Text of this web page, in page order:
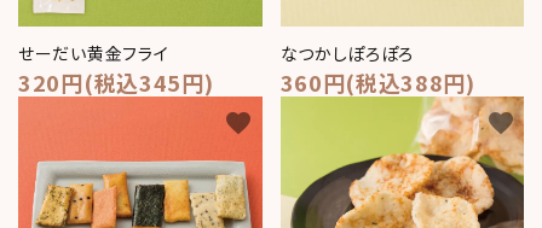
せーだい黄金フライ
320円(税込345円)
なつかしぽろぽろ
360円(税込388円)
favorite favorite